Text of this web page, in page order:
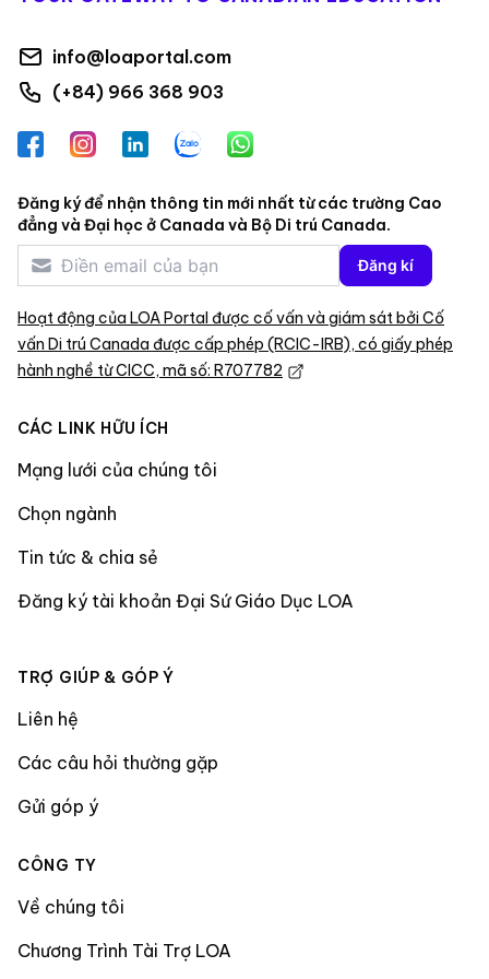
info@loaportal.com
(+84) 966 368 903
FacebookInstagramLinkedInZalo WhatsApp
Đăng ký để nhận thông tin mới nhất từ các trường Cao
đẳng và Đại học ở Canada và Bộ Di trú Canada.
Đăng kí
Hoạt động của LOA Portal được cố vấn và giám sát bởi Cố
vấn Di trú Canada được cấp phép (RCIC-IRB), có giấy phép
hành nghề từ CICC, mã số: R707782
CÁC LINK HỮU ÍCH
Mạng lưới của chúng tôi
Chọn ngành
Tin tức & chia sẻ
Đăng ký tài khoản Đại Sứ Giáo Dục LOA
TRỢ GIÚP & GÓP Ý
Liên hệ
Các câu hỏi thường gặp
Gửi góp ý
CÔNG TY
Về chúng tôi
Chương Trình Tài Trợ LOA